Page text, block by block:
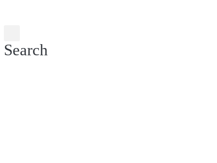
Search